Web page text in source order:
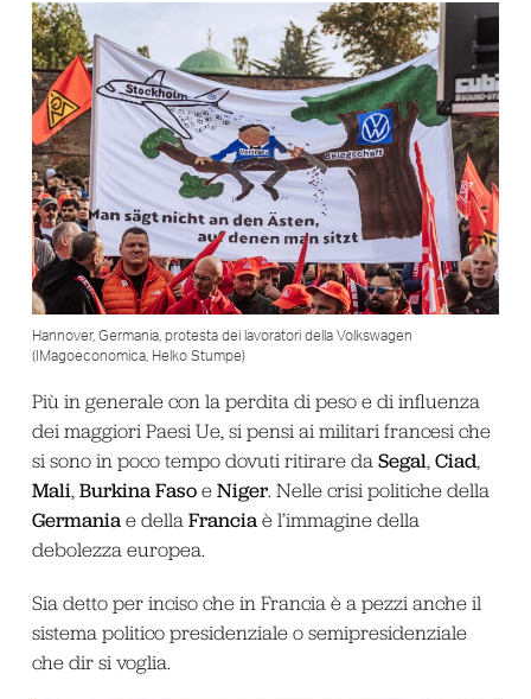
Hannover, Germania, protesta dei lavoratori della Volkswagen
(IMagoeconomica, Helko Stumpe)
Più in generale con la perdita di peso e di influenza
dei maggiori Paesi Ue, si pensi ai militari francesi che
si sono in poco tempo dovuti ritirare da Segal, Ciad,
Mali, Burkina Fasoe Niger. Nelle crisi politiche della
Germania e della Francia è l’immagine della
debolezza europea.
Sia detto per inciso che in Francia è a pezzi anche il
sistema politico presidenziale o semipresidenziale
che dir si voglia.